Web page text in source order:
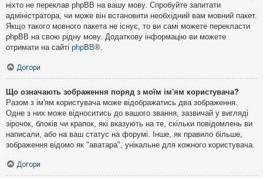
ніхто не переклав phpBB на вашу мову. Спробуйте запитати
адміністратора, чи може він встановити необхідний вам мовний пакет.
Якщо такого мовного пакета не існує, то ви самі можете перекласти
phpBB на свою рідну мову. Додаткову інформацію ви можете
отримати на сайті phpBB®.
Догори
Що означають зображення поряд з моїм ім'ям користувача?
Разом з ім'ям користувача може відображатись два зображення.
Одне з них може відноситись до вашого звання, зазвичай у вигляді
зірочок, блоків чи крапок, які вказують на те, скільки повідомлень ви
написали, або на ваш статус на форумі. Інше, як правило більше,
зображення відомо як "аватара", унікальне для кожного користувача.
Догори